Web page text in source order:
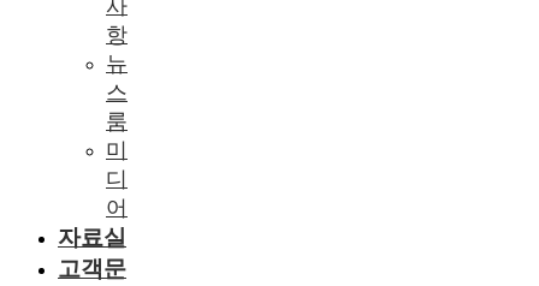
사
항
뉴
스
룸
미
디
어
자료실
고객문